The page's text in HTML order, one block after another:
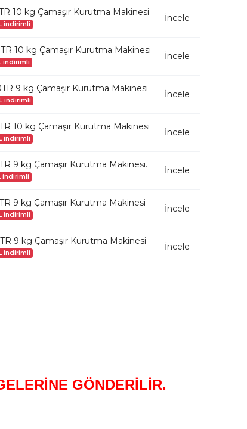
10 kg Çamaşır Kurutma Makinesi
indirimli
İncele
10 kg Çamaşır Kurutma Makinesi
indirimli
İncele
9 kg Çamaşır Kurutma Makinesi
indirimli
İncele
10 kg Çamaşır Kurutma Makinesi
indirimli
İncele
9 kg Çamaşır Kurutma Makinesi.
indirimli
İncele
9 kg Çamaşır Kurutma Makinesi
indirimli
İncele
9 kg Çamaşır Kurutma Makinesi
indirimli
İncele
GÖNDERİLİR.